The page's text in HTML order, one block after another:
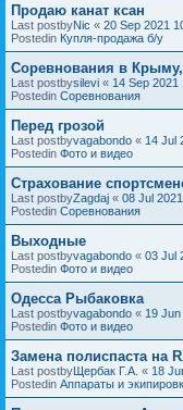
Продаю канат ксан
Last postbyNic « 20 Sep 2021
Postedin Купля-продажа б/у
Соревнования в
Last postbysilevi « 14 Sep 2021
Postedin Соревнования
Перед грозой
Last postbyvagabondo « 14 Jul
Postedin Фото и видео
Страхование
Last postbyZagdaj « 08 Jul
Postedin Соревнования
Выходные
Last postbyvagabondo « 03 Jul
Postedin Фото и видео
Одесса Рыбаковка
Last postbyvagabondo « 19
Postedin Фото и видео
Замена полиспаста на
Last postbyЩербак Г.А. « 18
Postedin Аппараты и